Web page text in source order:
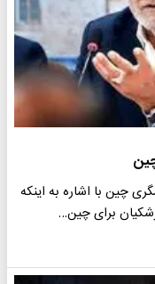
چین با اشاره به اینکه
برای چین…